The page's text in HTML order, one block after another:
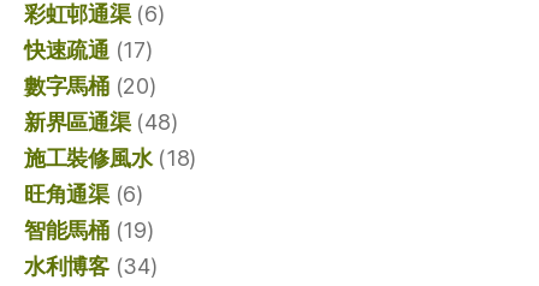
彩虹邨通渠(6)
快速疏通 (17)
數字馬桶(20)
新界區通渠(48)
施工裝修風水(18)
旺角通渠(6)
智能馬桶(19)
水利博客(34)